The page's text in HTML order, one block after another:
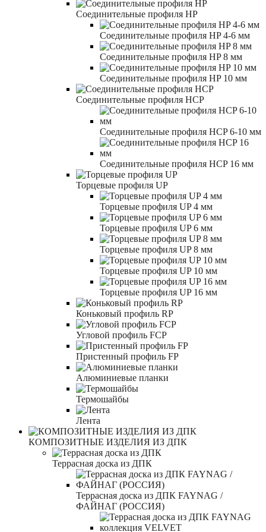
Соединительные профиля HP
Соединительные профиля HP 4-6 мм
Соединительные профиля HP 8 мм
Соединительные профиля HP 10 мм
Соединительные профиля HCP
Соединительные профиля HCP 6-10 мм
Соединительные профиля HCP 16 мм
Торцевые профиля UP
Торцевые профиля UP 4 мм
Торцевые профиля UP 6 мм
Торцевые профиля UP 8 мм
Торцевые профиля UP 10 мм
Торцевые профиля UP 16 мм
Коньковый профиль RP
Угловой профиль FCP
Пристенный профиль FP
Алюминиевые планки
Термошайбы
Лента
КОМПОЗИТНЫЕ ИЗДЕЛИЯ ИЗ ДПК
Террасная доска из ДПК
Террасная доска из ДПК FAYNAG /
ФАЙНАГ (РОССИЯ)